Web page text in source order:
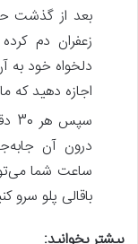
زعفران دم
دلخواه خود به
اجازه دهید که
ساعت شما
باقالی پلو سرو